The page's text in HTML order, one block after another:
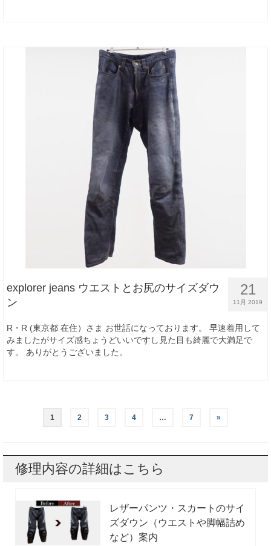
21
11月 2019
explorer jeans ウエストとお尻のサイズダウ
ン
R・R (東京都 在住）さま お世話になっております。 早速着用して
みましたがサイズ感ちょうどいいですし見た目も綺麗で大満足で
す。 ありがとうございました。
1 2 3 4 … 7 »
修理内容の詳細はこちら
レザーパンツ・スカートのサイ
ズダウン（ウエストや脚幅詰め
など）案内